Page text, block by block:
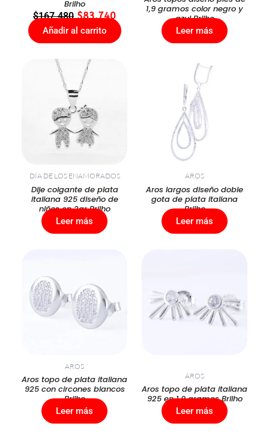
Brilho
$167.480 $83.740
Añadir al carrito
1,9 gramos color negro y
azul Brilho
Leer más
DÍA DE LOS ENAMORADOS
Dije colgante de plata
italiana 925 diseño de
niños en 2gr Brilho
Leer más
AROS
Aros largos diseño doble
gota de plata italiana
Brilho
Leer más
AROS
Aros topo de plata italiana
925 con circones blancos
Brilho
Leer más
AROS
Aros topo de plata italiana
925 en 1,9 gramos Brilho
Leer más